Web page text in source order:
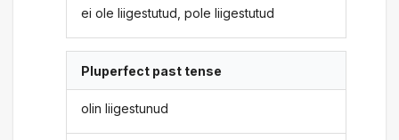
ei ole liigestutud, pole liigestutud
Pluperfect past tense
olin liigestunud